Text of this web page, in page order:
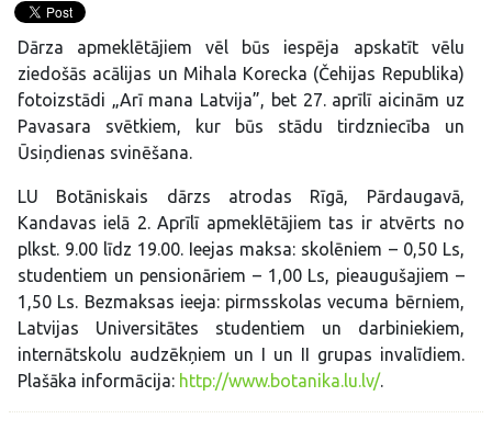
Dārza apmeklētājiem vēl būs iespēja apskatīt vēlu
ziedošās acālijas un Mihala Korecka (Čehijas Republika)
fotoizstādi „Arī mana Latvija”, bet 27. aprīlī aicinām uz
Pavasara svētkiem, kur būs stādu tirdzniecība un
Ūsiņdienas svinēšana.
LU Botāniskais dārzs atrodas Rīgā, Pārdaugavā,
Kandavas ielā 2. Aprīlī apmeklētājiem tas ir atvērts no
plkst. 9.00 līdz 19.00. Ieejas maksa: skolēniem – 0,50 Ls,
studentiem un pensionāriem – 1,00 Ls, pieaugušajiem –
1,50 Ls. Bezmaksas ieeja: pirmsskolas vecuma bērniem,
Latvijas Universitātes studentiem un darbiniekiem,
internātskolu audzēkņiem un I un II grupas invalīdiem.
Plašāka informācija: http://www.botanika.lu.lv/.